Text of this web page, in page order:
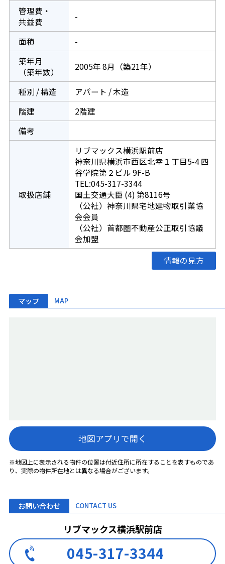
管理費・
共益費
-
面積
-
築年月
（築年数）
2005年 8月（築21年）
種別 / 構造
アパート / 木造
階建
2階建
備考
取扱店舗
リブマックス横浜駅前店
神奈川県横浜市西区北幸１丁目5-4 四
谷学院第２ビル 9F-B
TEL:045-317-3344
国土交通大臣 (4) 第8116号
（公社）神奈川県宅地建物取引業協
会会員
（公社）首都圏不動産公正取引協議
会加盟
情報の見方
マップ MAP
地図アプリで開く
※地図上に表示される物件の位置は付近住所に所在することを表すものであ
り、実際の物件所在地とは異なる場合がございます。
お問い合わせ CONTACT US
リブマックス横浜駅前店
045-317-3344